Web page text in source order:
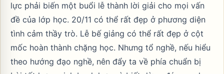
lực phải biến một buổi lễ thành lời giải cho mọi vấn
đề của lớp học. 20/11 có thể rất đẹp ở phương diện
tình cảm thầy trò. Lễ bế giảng có thể rất đẹp ở cột
mốc hoàn thành chặng học. Nhưng tổ nghề, nếu hiểu
theo hướng đạo nghề, nên đẩy ta về phía chuẩn bị